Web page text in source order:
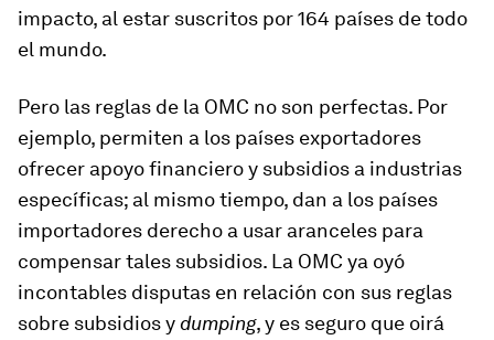
impacto, al estar suscritos por 164 países de todo
el mundo.
Pero las reglas de la OMC no son perfectas. Por
ejemplo, permiten a los países exportadores
ofrecer apoyo financiero y subsidios a industrias
específicas; al mismo tiempo, dan a los países
importadores derecho a usar aranceles para
compensar tales subsidios. La OMC ya oyó
incontables disputas en relación con sus reglas
sobre subsidios ydumping, y es seguro que oirá